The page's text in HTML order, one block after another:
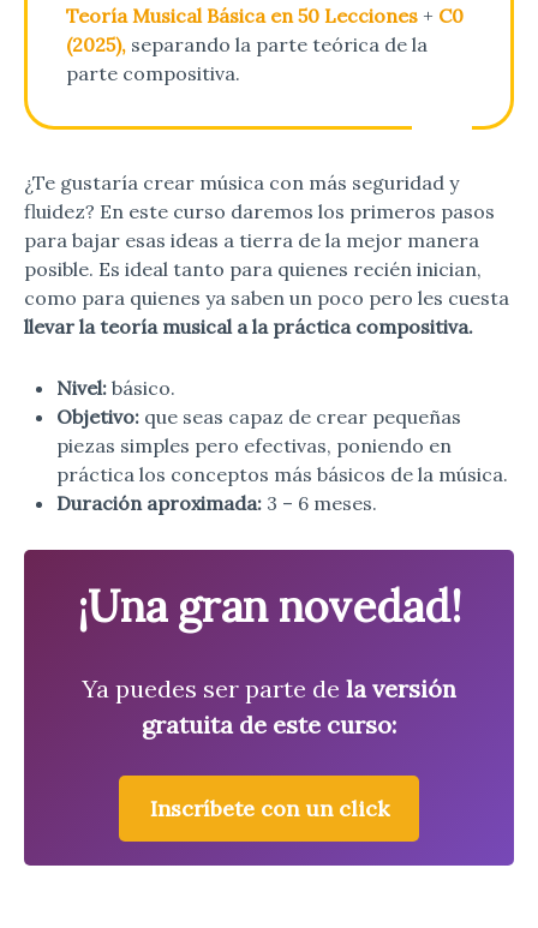
Teoría Musical Básica en 50 Lecciones + C0
(2025), separando la parte teórica de la
parte compositiva.
¿Te gustaría crear música con más seguridad y
fluidez? En este curso daremos los primeros pasos
para bajar esas ideas a tierra de la mejor manera
posible. Es ideal tanto para quienes recién inician,
como para quienes ya saben un poco pero les cuesta
llevar la teoría musical a la práctica compositiva.
Nivel: básico.
Objetivo: que seas capaz de crear pequeñas
piezas simples pero efectivas, poniendo en
práctica los conceptos más básicos de la música.
Duración aproximada: 3 – 6 meses.
¡Una gran novedad!
Ya puedes ser parte de la versión
gratuita de este curso:
Inscríbete con un click